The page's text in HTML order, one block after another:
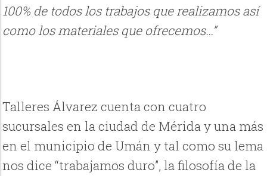
100% de todos los trabajos que realizamos así
como los materiales que ofrecemos…”
Talleres Álvarez cuenta con cuatro
sucursales en la ciudad de Mérida y una más
en el municipio de Umán y tal como su lema
nos dice “trabajamos duro”, la filosofía de la